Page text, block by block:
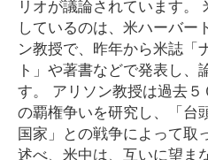
リオが議論されています。
しているのは、米ハーバー
ン教授で、昨年から米誌「
ト」や著書などで発表し、
す。 アリソン教授は過去
の覇権争いを研究し、「台
国家」との戦争によって取
述べ、米中は、互いに望ま